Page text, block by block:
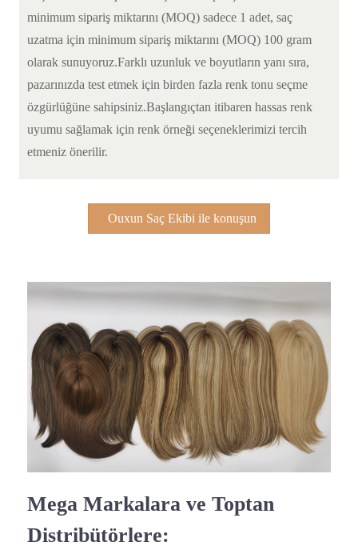
minimum sipariş miktarını (MOQ) sadece 1 adet, saç
uzatma için minimum sipariş miktarını (MOQ) 100 gram
olarak sunuyoruz.Farklı uzunluk ve boyutların yanı sıra,
pazarınızda test etmek için birden fazla renk tonu seçme
özgürlüğüne sahipsiniz.Başlangıçtan itibaren hassas renk
uyumu sağlamak için renk örneği seçeneklerimizi tercih
etmeniz önerilir.
Ouxun Saç Ekibi ile konuşun
Mega Markalara ve Toptan
Distribütörlere: